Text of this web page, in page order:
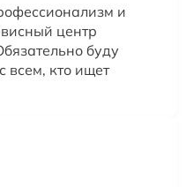
и
центр
буду
всем, кто ищет